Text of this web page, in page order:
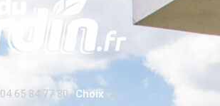
04 65 84 77 80 Choix 2